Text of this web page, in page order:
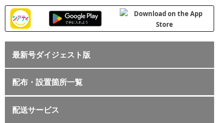
最新号ダイジェスト版
配布・設置箇所一覧
配送サービス